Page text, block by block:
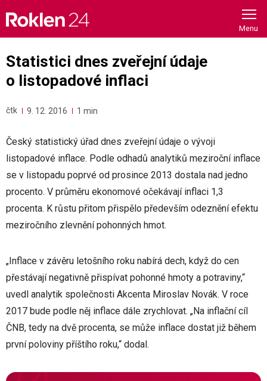
content
Statistici dnes zveřejní údaje
o listopadové inflaci
čtk 9. 12. 2016 1 min
Český statistický úřad dnes zveřejní údaje o vývoji
listopadové inflace. Podle odhadů analytiků meziroční inflace
se v listopadu poprvé od prosince 2013 dostala nad jedno
procento. V průměru ekonomové očekávají inflaci 1,3
procenta. K růstu přitom přispělo především odeznění efektu
meziročního zlevnění pohonných hmot.
„Inflace v závěru letošního roku nabírá dech, když do cen
přestávají negativně přispívat pohonné hmoty a potraviny,“
uvedl analytik společnosti Akcenta Miroslav Novák. V roce
2017 bude podle něj inflace dále zrychlovat. „Na inflační cíl
ČNB, tedy na dvě procenta, se může inflace dostat již během
první poloviny příštího roku,“ dodal.